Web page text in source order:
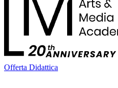
Offerta Didattica